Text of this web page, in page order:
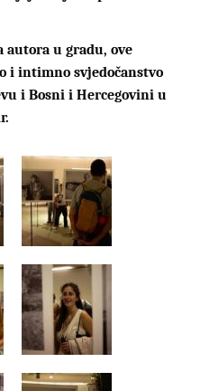
autora u gradu, ove
i intimno svjedočanstvo
i Bosni i Hercegovini u